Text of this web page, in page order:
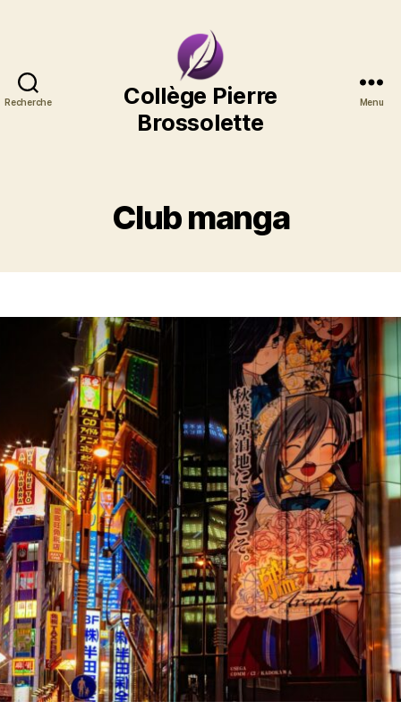
Recherche
Collège
Pierre
Brossolette
Collège Pierre
Brossolette
Menu
Club manga